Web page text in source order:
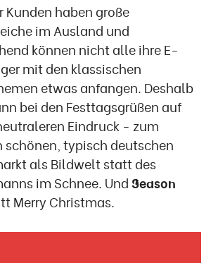
Kunden haben große
im Ausland und
können nicht alle ihre E-
mit den klassischen
etwas anfangen. Deshalb
bei den Festtagsgrüßen auf
Eindruck - zum
schönen, typisch deutschen
als Bildwelt statt des
im Schnee. UndSeason
Merry Christmas.